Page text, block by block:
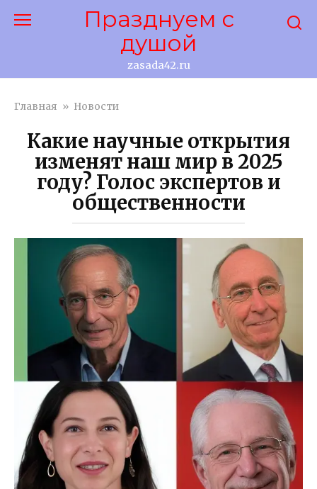
Празднуем с
душой
zasada42.ru
Главная » Новости
Какие научные открытия
изменят наш мир в 2025
году? Голос экспертов и
общественности